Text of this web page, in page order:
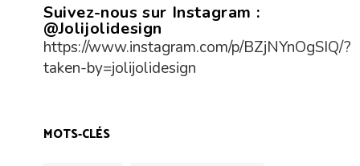
Suivez-nous sur Instagram :
@Jolijolidesign
https://www.instagram.com/p/BZjNYnOgSIQ/?
taken-by=jolijolidesign
MOTS-CLÉS